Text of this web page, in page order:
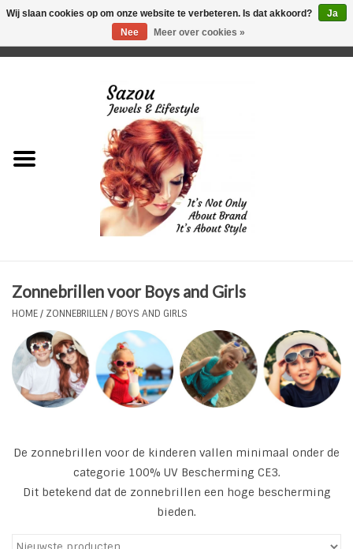
Just for Him
Plus Size Sieraden
Enkelbandjes
Tassen en meer
Zonnebrillen
Zonnebrillen voor Boys and Girls
HOME/ ZONNEBRILLEN / BOYS AND GIRLS
De zonnebrillen voor de kinderen vallen minimaal onder de
categorie 100% UV Bescherming CE3.
Dit betekend dat de zonnebrillen een hoge bescherming
bieden.
Wij slaan cookies op om onze website te verbeteren. Is dat akkoord?
Ja
Nee
Meer over cookies »